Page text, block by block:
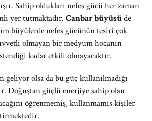
Sahip oldukları nefes gücü her zaman
yer tutmaktadır. Canbar büyüsüde
büyülerde nefes gücünün tesiri çok
olmayan bir medyum hocanın
kadar etkili olmayacaktır.
geliyor olsa da bu güç kullanılmadığı
Doğuştan güçlü enerjiye sahip olan
öğrenmemiş, kullanmamış kişiler